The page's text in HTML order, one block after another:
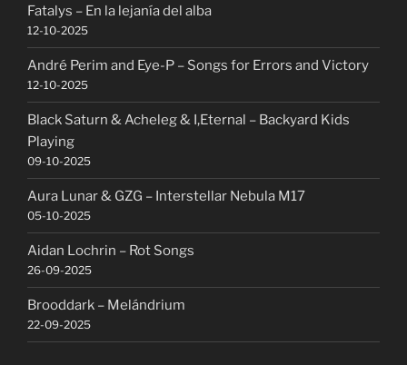
Fatalys – En la lejanía del alba
12-10-2025
André Perim and Eye-P – Songs for Errors and Victory
12-10-2025
Black Saturn & Acheleg & I,Eternal – Backyard Kids
Playing
09-10-2025
Aura Lunar & GZG – Interstellar Nebula M17
05-10-2025
Aidan Lochrin – Rot Songs
26-09-2025
Brooddark – Melándrium
22-09-2025